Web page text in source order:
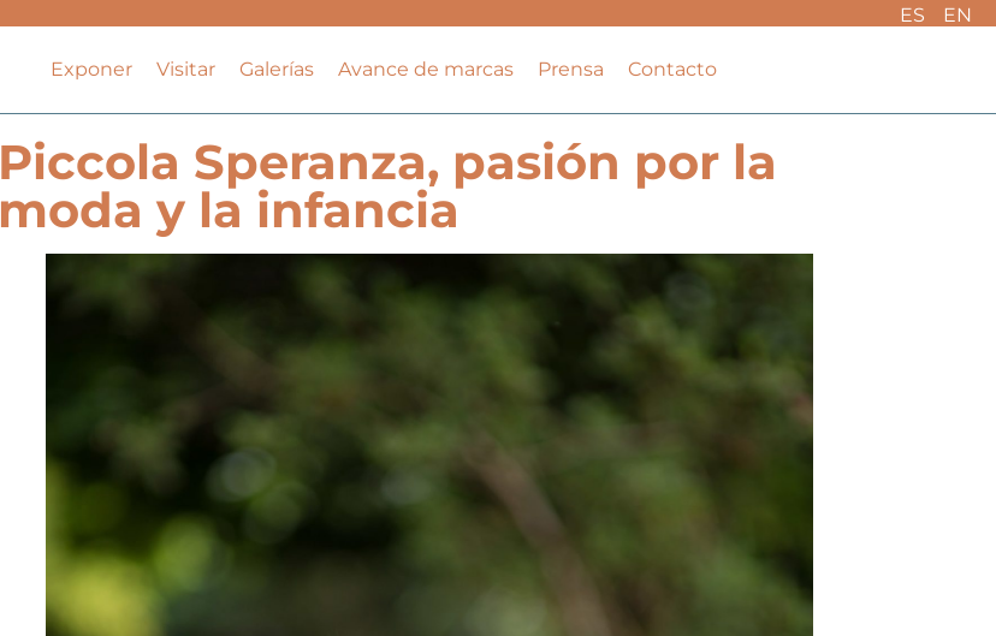
ES EN
Exponer Visitar Galerías Avance de marcas Prensa Contacto
Piccola Speranza, pasión por la
moda y la infancia